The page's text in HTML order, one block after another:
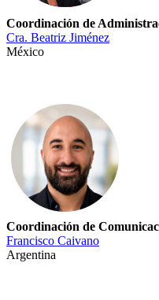
Coordinación de
Cra. Beatriz Jiménez
México
Coordinación de
Francisco Caivano
Argentina